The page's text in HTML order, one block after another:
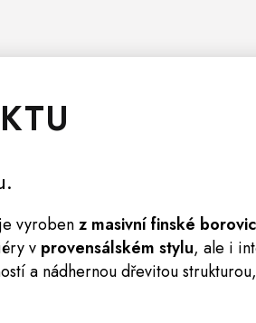
vyrobenz masivní finské
v provensálském stylu, ale i
a nádhernou dřevitou